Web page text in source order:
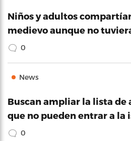
Niños y adultos
medievo aunque no
0
News
Buscan ampliar la lista de
que no pueden entrar a la
0